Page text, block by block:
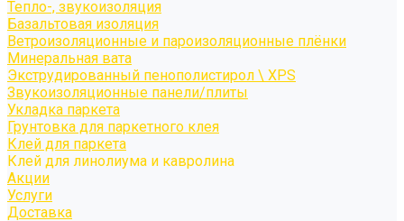
Тепло-, звукоизоляция
Базальтовая изоляция
Ветроизоляционные и пароизоляционные плёнки
Минеральная вата
Экструдированный пенополистирол \ XPS
Звукоизоляционные панели/плиты
Укладка паркета
Грунтовка для паркетного клея
Клей для паркета
Клей для линолиума и кавролина
Акции
Услуги
Доставка